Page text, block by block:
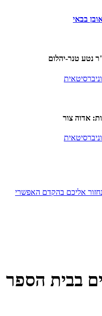
בבאי
נטע טנר-יהלום
אדוה צור
אליכם בהקדם האפשרי
בבית הספר